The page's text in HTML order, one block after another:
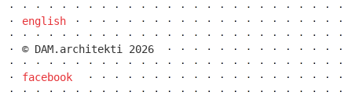
english
© DAM.architekti 2026
facebook